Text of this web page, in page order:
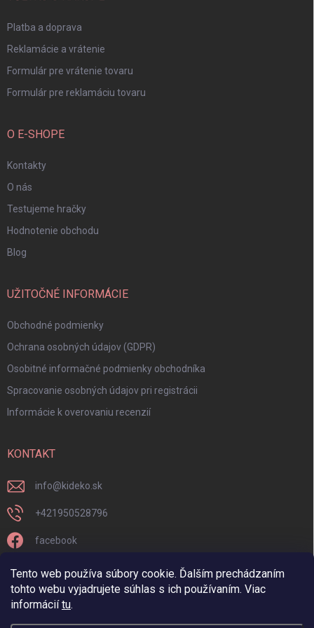
Tento web používa súbory cookie. Ďalším prechádzaním
tohto webu vyjadrujete súhlas s ich používaním. Viac
informáciítu.
Platba a doprava
Reklamácie a vrátenie
Formulár pre vrátenie tovaru
Formulár pre reklamáciu tovaru
O E-SHOPE
Kontakty
O nás
Testujeme hračky
Hodnotenie obchodu
Blog
UŽITOČNÉ INFORMÁCIE
Obchodné podmienky
Ochrana osobných údajov (GDPR)
Osobitné informačné podmienky obchodníka
Spracovanie osobných údajov pri registrácii
Informácie k overovaniu recenzií
KONTAKT
info@kideko.sk
+421950528796
facebook
kideko.sk/